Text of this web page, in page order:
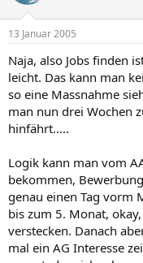
13 Januar 2005
Naja, also Jobs finden
leicht. Das kann man
so eine Massnahme
man nun drei Wochen
hinfährt.....
Logik kann man vom
bekommen,
genau einen Tag vorm
bis zum 5. Monat,
verstecken. Danach
mal ein AG Interesse